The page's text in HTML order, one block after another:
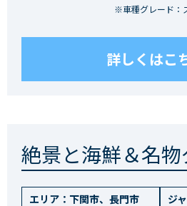
※車種グレード：
詳しくはこ
絶景と海鮮＆名
エリア： 下関市、 長門市 ジ